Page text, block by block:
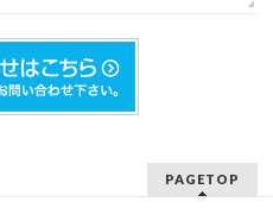
PAGETOP